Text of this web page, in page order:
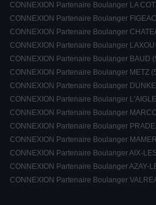
CONNEXION Partenaire Boulanger LA
CONNEXION Partenaire Boulanger
CONNEXION Partenaire Boulanger
CONNEXION Partenaire Boulanger
CONNEXION Partenaire Boulanger BAUD
CONNEXION Partenaire Boulanger METZ
CONNEXION Partenaire Boulanger
CONNEXION Partenaire Boulanger
CONNEXION Partenaire Boulanger
CONNEXION Partenaire Boulanger
CONNEXION Partenaire Boulanger
CONNEXION Partenaire Boulanger AIX-
CONNEXION Partenaire Boulanger AZAY-
CONNEXION Partenaire Boulanger